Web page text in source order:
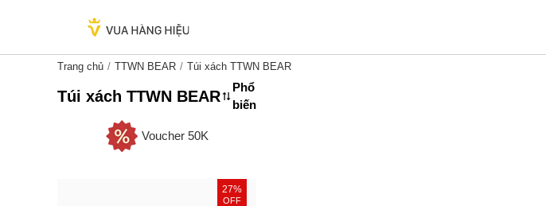
Trang chủ TTWN BEAR Túi xách TTWN BEAR
Túi xách TTWN BEAR
Phổ
biến
Voucher 50K
27%
OFF